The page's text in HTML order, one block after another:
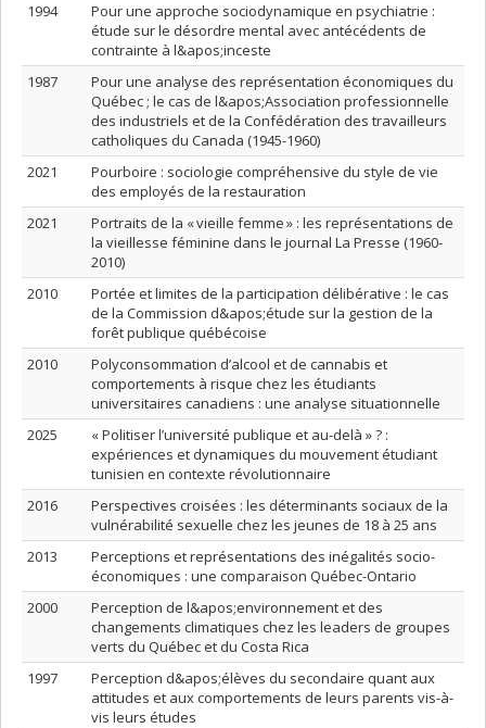
1994
Pour une approche sociodynamique en psychiatrie :
étude sur le désordre mental avec antécédents de
contrainte à l&apos;inceste
1987
Pour une analyse des représentation économiques du
Québec ; le cas de l&apos;Association professionnelle
des industriels et de la Confédération des travailleurs
catholiques du Canada (1945-1960)
2021
Pourboire : sociologie compréhensive du style de vie
des employés de la restauration
2021
Portraits de la « vieille femme » : les représentations de
la vieillesse féminine dans le journal La Presse (1960-
2010)
2010
Portée et limites de la participation délibérative : le cas
de la Commission d&apos;étude sur la gestion de la
forêt publique québécoise
2010
Polyconsommation d’alcool et de cannabis et
comportements à risque chez les étudiants
universitaires canadiens : une analyse situationnelle
2025
« Politiser l’université publique et au-delà » ? :
expériences et dynamiques du mouvement étudiant
tunisien en contexte révolutionnaire
2016
Perspectives croisées : les déterminants sociaux de la
vulnérabilité sexuelle chez les jeunes de 18 à 25 ans
2013
Perceptions et représentations des inégalités socio-
économiques : une comparaison Québec-Ontario
2000
Perception de l&apos;environnement et des
changements climatiques chez les leaders de groupes
verts du Québec et du Costa Rica
1997
Perception d&apos;élèves du secondaire quant aux
attitudes et aux comportements de leurs parents vis-à-
vis leurs études